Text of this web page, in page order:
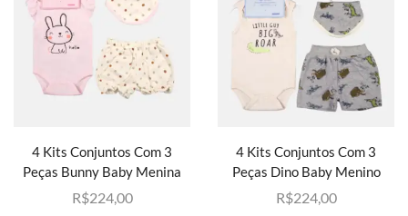
4 Kits Conjuntos Com 3
Peças Bunny Baby Menina
R$224,00
4 Kits Conjuntos Com 3
Peças Dino Baby Menino
R$224,00